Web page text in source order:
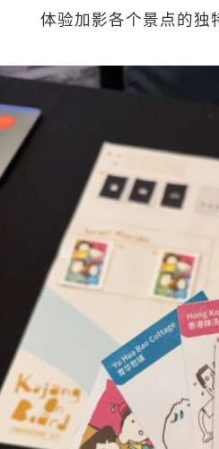
体验加影各个景点的独